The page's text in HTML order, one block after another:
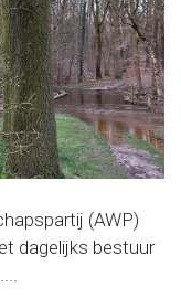
(AWP)
dagelijks bestuur